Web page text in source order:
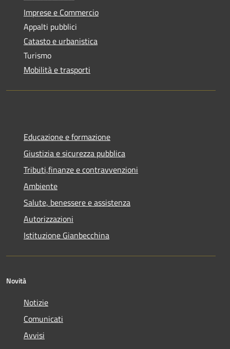
Imprese e Commercio
Appalti pubblici
Catasto e urbanistica
Turismo
Mobilità e trasporti
Educazione e formazione
Giustizia e sicurezza pubblica
Tributi,finanze e contravvenzioni
Ambiente
Salute, benessere e assistenza
Autorizzazioni
Istituzione Gianbecchina
Novità
Notizie
Comunicati
Avvisi